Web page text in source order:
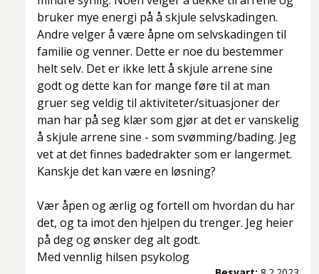
bruker mye energi på å skjule selvskadingen.
Andre velger å være åpne om selvskadingen til
familie og venner. Dette er noe du bestemmer
helt selv. Det er ikke lett å skjule arrene sine
godt og dette kan for mange føre til at man
gruer seg veldig til aktiviteter/situasjoner der
man har på seg klær som gjør at det er vanskelig
å skjule arrene sine - som svømming/bading. Jeg
vet at det finnes badedrakter som er langermet.
Kanskje det kan være en løsning?
Vær åpen og ærlig og fortell om hvordan du har
det, og ta imot den hjelpen du trenger. Jeg heier
på deg og ønsker deg alt godt.
Med vennlig hilsen psykolog